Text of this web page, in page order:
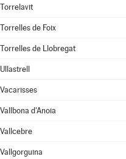
Torrelavit
Torrelles de Foix
Torrelles de Llobregat
Ullastrell
Vacarisses
Vallbona d'Anoia
Vallcebre
Vallgorguina